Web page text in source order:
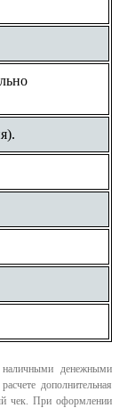
денежными
дополнительная
чек. При оформлении